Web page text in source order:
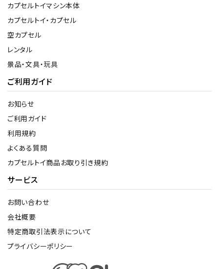
06-6282-7659
カプセルトイマシン本体
カプセルトイ・カプセル
空カプセル
レンタル
景品・文具・玩具
ご利用ガイド
お知らせ
ご利用ガイド
利用規約
よくある質問
カプセルトイ商品お取り引き規約
サービス
お問い合わせ
会社概要
特定商取引法表示について
プライバシーポリシー